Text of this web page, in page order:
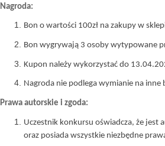
Nagroda:
Bon o wartości 100zł na zakupy w
Bon wygrywają 3 osoby wytypowane
Kupon należy wykorzystać do
Nagroda nie podlega wymianie na inne
Prawa autorskie i zgoda:
Uczestnik konkursu oświadcza, że jest
oraz posiada wszystkie niezbędne